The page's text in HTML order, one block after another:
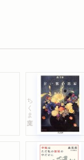
ちくま文庫